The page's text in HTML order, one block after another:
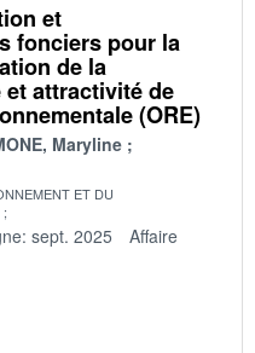
et
fonciers pour la
de la
attractivité de
(ORE)
Maryline
ET DU
sept. 2025
Affaire